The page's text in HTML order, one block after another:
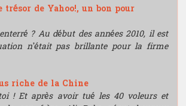
trésor de Yahoo!, un bon pour
? Au début des années 2010, il est
n’était pas brillante pour la firme
riche de la Chine
! Et après avoir tué les 40 voleurs et